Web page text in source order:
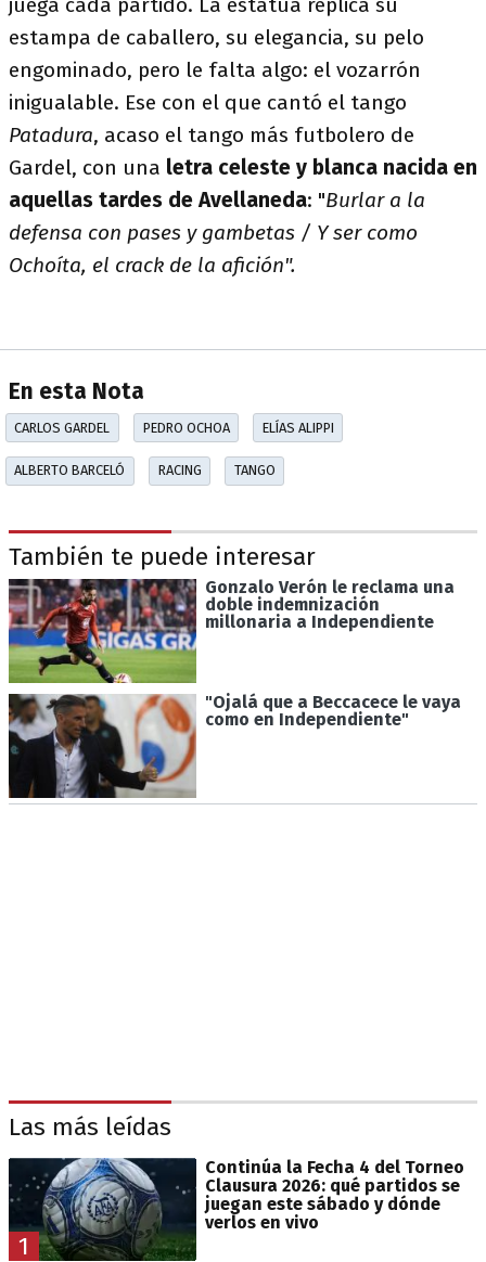
estampa de caballero, su elegancia, su pelo
engominado, pero le falta algo: el vozarrón
inigualable. Ese con el que cantó el tango
Patadura, acaso el tango más futbolero de
Gardel, con una letra celeste y blanca nacida en
aquellas tardes de Avellaneda: "Burlar a la
defensa con pases y gambetas / Y ser como
Ochoíta, el crack de la afición".
En esta Nota
CARLOS GARDEL PEDRO OCHOA ELÍAS ALIPPI
ALBERTO BARCELÓ RACING TANGO
También te puede interesar
Gonzalo Verón le reclama una
doble indemnización
millonaria a Independiente
"Ojalá que a Beccacece le vaya
como en Independiente"
Las más leídas
1
Continúa la Fecha 4 del Torneo
Clausura 2026: qué partidos se
juegan este sábado y dónde
verlos en vivo